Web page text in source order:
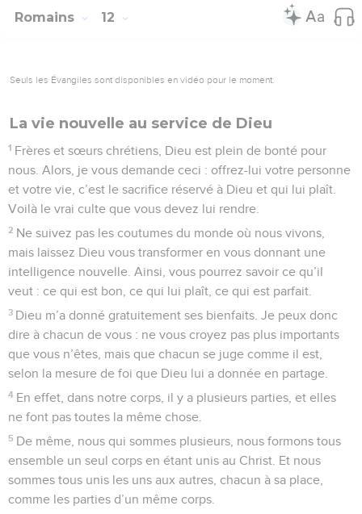
Romains 12
Seuls les Évangiles sont disponibles en vidéo pour le moment.
La vie nouvelle au service de Dieu
1 Frères et sœurs chrétiens, Dieu est plein de bonté pour
nous. Alors, je vous demande ceci : offrez-lui votre personne
et votre vie, c’est le sacrifice réservé à Dieu et qui lui plaît.
Voilà le vrai culte que vous devez lui rendre.
2 Ne suivez pas les coutumes du monde où nous vivons,
mais laissez Dieu vous transformer en vous donnant une
intelligence nouvelle. Ainsi, vous pourrez savoir ce qu’il
veut : ce qui est bon, ce qui lui plaît, ce qui est parfait.
3 Dieu m’a donné gratuitement ses bienfaits. Je peux donc
dire à chacun de vous : ne vous croyez pas plus importants
que vous n’êtes, mais que chacun se juge comme il est,
selon la mesure de foi que Dieu lui a donnée en partage.
4 En effet, dans notre corps, il y a plusieurs parties, et elles
ne font pas toutes la même chose.
5 De même, nous qui sommes plusieurs, nous formons tous
ensemble un seul corps en étant unis au Christ. Et nous
sommes tous unis les uns aux autres, chacun à sa place,
comme les parties d’un même corps.